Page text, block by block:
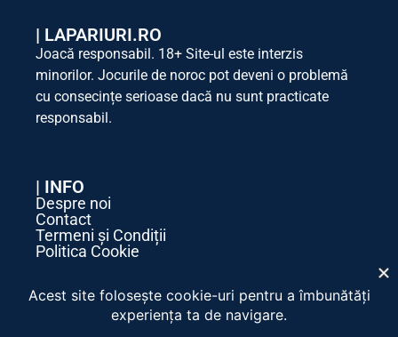
| LAPARIURI.RO
Joacă responsabil. 18+ Site-ul este interzis
minorilor. Jocurile de noroc pot deveni o problemă
cu consecințe serioase dacă nu sunt practicate
responsabil.
| INFO
Despre noi
Contact
Termeni și Condiții
Politica Cookie
| SOCIAL MEDIA